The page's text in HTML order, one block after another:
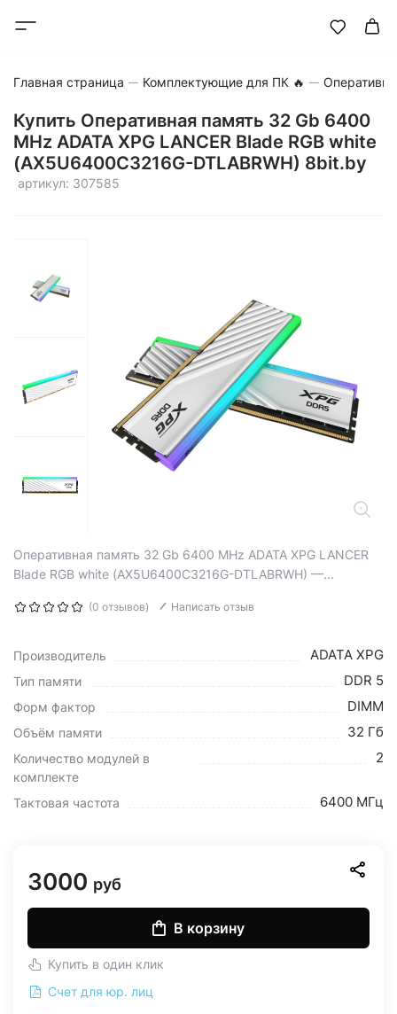
Главная страница Комплектующие для ПК 🔥
Купить Оперативная память 32 Gb 6400
MHz ADATA XPG LANCER Blade RGB white
(AX5U6400C3216G-DTLABRWH) 8bit.by
артикул: 307585
Оперативная память 32 Gb 6400 MHz ADATA XPG LANCER
Blade RGB white (AX5U6400C3216G-DTLABRWH) —...
(0 отзывов) Написать отзыв
Производитель ADATA XPG
Тип памяти DDR 5
Форм фактор DIMM
Объём памяти 32 Гб
Количество модулей в
комплекте
2
Тактовая частота 6400 МГц
3000 руб
В корзину
Купить в один клик
Счет для юр. лиц